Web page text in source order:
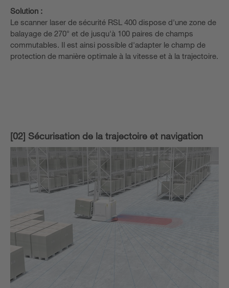
Solution :
Le scanner laser de sécurité RSL 400 dispose d'une zone de
balayage de 270° et de jusqu'à 100 paires de champs
commutables. Il est ainsi possible d'adapter le champ de
protection de manière optimale à la vitesse et à la trajectoire.
[02] Sécurisation de la trajectoire et navigation